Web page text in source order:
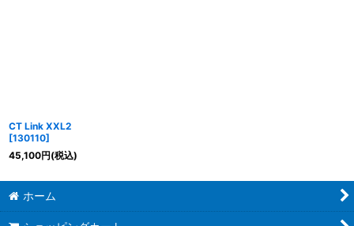
CT Link XXL2
[130110]
45,100円(税込)
ホーム